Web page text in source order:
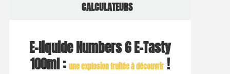
CALCULATEURS
E-liquide Numbers 6 E-Tasty
100ml :une explosion fruitée à découvrir!